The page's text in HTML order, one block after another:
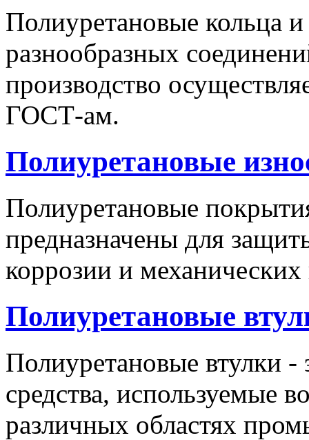
Полиуретановые кольца
разнообразных
производство
ГОСТ-ам.
Полиуретановые
Полиуретановые
предназначены для
коррозии и
Полиуретановые
Полиуретановые втулки -
средства, используемые
различных областях